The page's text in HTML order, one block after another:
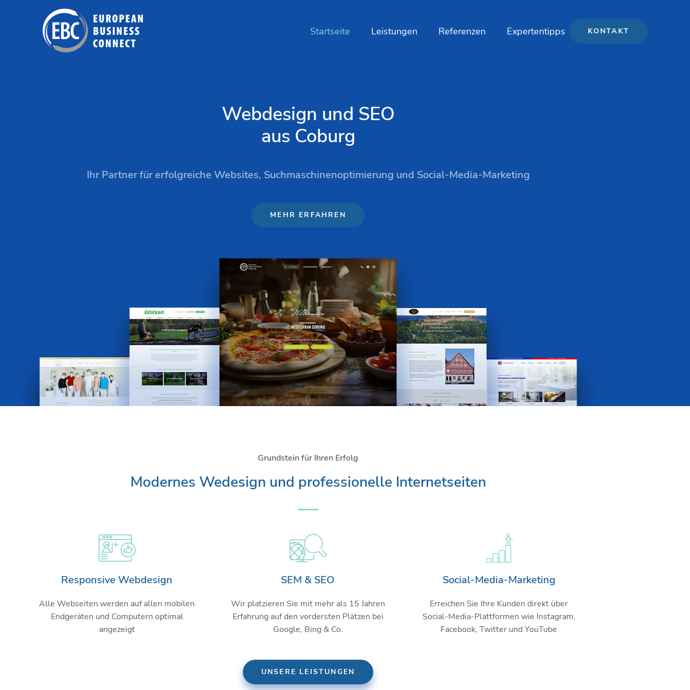
Startseite Leistungen Referenzen Expertentipps KONTAKT
Webdesign und SEO
aus Coburg
Ihr Partner für erfolgreiche Websites, Suchmaschinenoptimierung und Social-Media-Marketing
MEHR ERFAHREN
Grundstein für Ihren Erfolg
Modernes Wedesign und professionelle Internetseiten
Responsive Webdesign
Alle Webseiten werden auf allen mobilen
Endgeräten und Computern optimal
angezeigt
SEM & SEO
Wir platzieren Sie mit mehr als 15 Jahren
Erfahrung auf den vordersten Plätzen bei
Google, Bing & Co.
Social-Media-Marketing
Erreichen Sie Ihre Kunden direkt über
Social-Media-Plattformen wie Instagram,
Facebook, Twitter und YouTube
UNSERE LEISTUNGEN